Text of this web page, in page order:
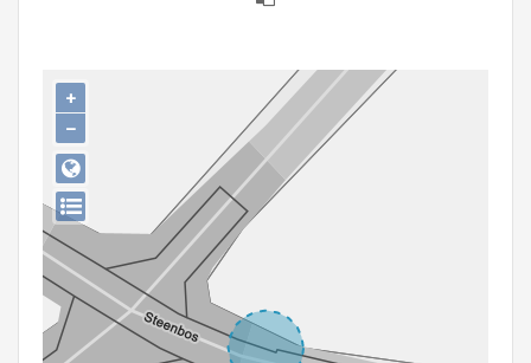
Downloads
Hergebruik
Aanmelden
+
−